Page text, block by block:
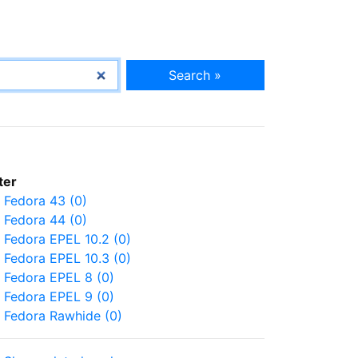
Search »
Fedora 43 (0)
Fedora 44 (0)
Fedora EPEL 10.2 (0)
Fedora EPEL 10.3 (0)
Fedora EPEL 8 (0)
Fedora EPEL 9 (0)
Fedora Rawhide (0)